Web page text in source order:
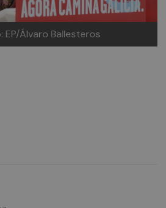
EP/Álvaro Ballesteros